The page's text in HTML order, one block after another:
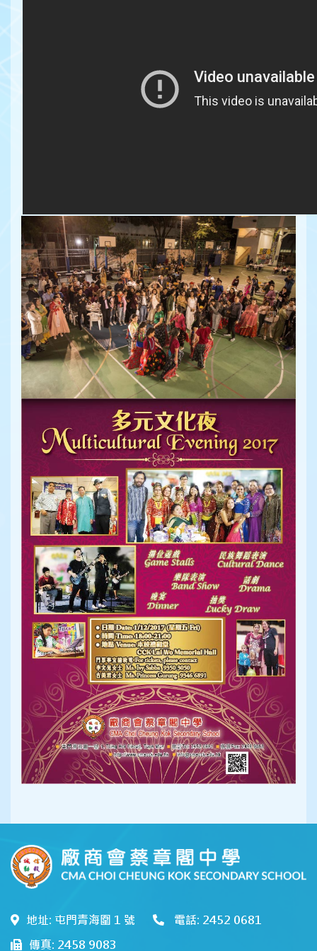
地址: 屯門青海圍 1 號
電話: 2452 0681
傳真: 2458 9083